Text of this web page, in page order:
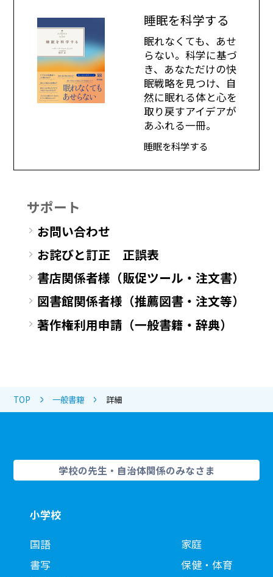
睡眠を科学する
眠れなくても、あせ
らない。科学に基づ
き、あなただけの快
眠戦略を見つけ、自
然に眠れる体と心を
取り戻すアイデアが
あふれる一冊。
睡眠を科学する
サポート
お問い合わせ
お詫びと訂正 正誤表
書店関係者様（販促ツール・注文書）
図書館関係者様（推薦図書・注文等）
著作権利用申請（一般書籍・辞典）
TOP 一般書籍 詳細
学校の先生・自治体関係のみなさま
小学校
国語
書写
家庭
保健・体育